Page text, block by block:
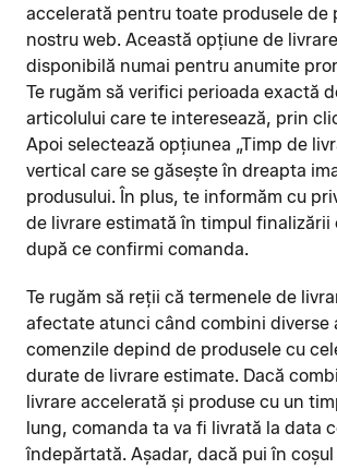
accelerată pentru toate produsele de
nostru web. Această opțiune de
disponibilă numai pentru anumite
Te rugăm să verifici perioada exactă
articolului care te interesează, prin
Apoi selectează opțiunea „Timp de
vertical care se găsește în dreapta
produsului. În plus, te informăm cu
de livrare estimată în timpul finalizării
după ce confirmi comanda.
Te rugăm să reții că termenele de
afectate atunci când combini diverse
comenzile depind de produsele cu
durate de livrare estimate. Dacă
livrare accelerată și produse cu un
lung, comanda ta va fi livrată la data
îndepărtată. Așadar, dacă pui în